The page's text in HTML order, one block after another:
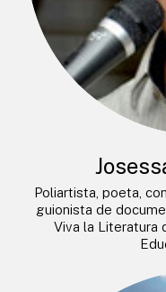
Poliartista, poeta,
guionista de
Viva la Literatura